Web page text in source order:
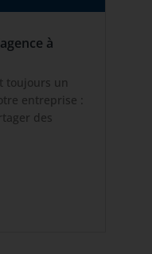
à
toujours un
entreprise :
des